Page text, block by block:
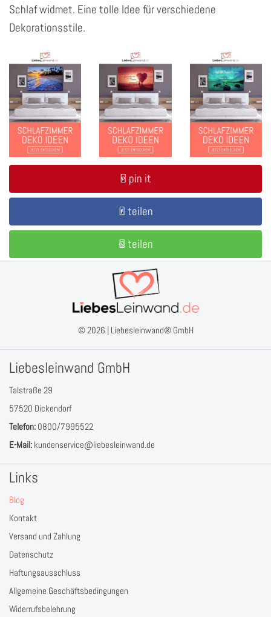
Schlaf widmet. Eine tolle Idee für verschiedene
Dekorationsstile.
pin it
teilen
teilen
© 2026 | Liebesleinwand® GmbH
Liebesleinwand GmbH
Talstraße 29
57520 Dickendorf
Telefon: 0800/7995522
E-Mail: kundenservice@liebesleinwand.de
Links
Blog
Kontakt
Versand und Zahlung
Datenschutz
Haftungsausschluss
Allgemeine Geschäftsbedingungen
Widerrufsbelehrung